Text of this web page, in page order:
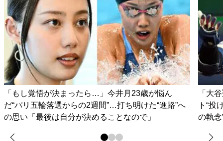
「もし覚悟が決まったら…」今井月23歳が悩ん
だ“パリ五輪落選からの2週間”…打ち明けた“進路”へ
の思い「最後は自分が決めることなので」
「大
ト“投
の執念